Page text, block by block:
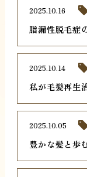
脂漏性脱毛症
2025.10.16
私が毛髪再生
2025.10.14
豊かな髪と歩
2025.10.05